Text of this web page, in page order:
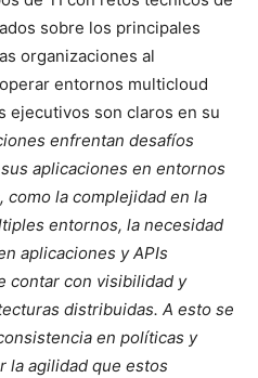
sobre los principales
organizaciones al
entornos multicloud
ejecutivos son claros en su
enfrentan desafíos
aplicaciones en entornos
la complejidad en la
entornos, la necesidad
aplicaciones y APIs
contar con visibilidad y
distribuidas. A esto se
en políticas y
la agilidad que estos